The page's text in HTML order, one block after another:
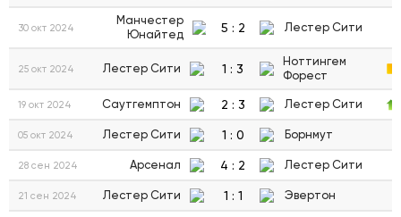
30 окт 2024
Манчестер
Юнайтед
5 : 2 Лестер Сити
25 окт 2024 Лестер Сити 1 : 3
Ноттингем
Форест
19 окт 2024 Саутгемптон 2 : 3 Лестер Сити
05 окт 2024 Лестер Сити 1 : 0 Борнмут
28 сен 2024 Арсенал 4 : 2 Лестер Сити
21 сен 2024 Лестер Сити 1 : 1 Эвертон